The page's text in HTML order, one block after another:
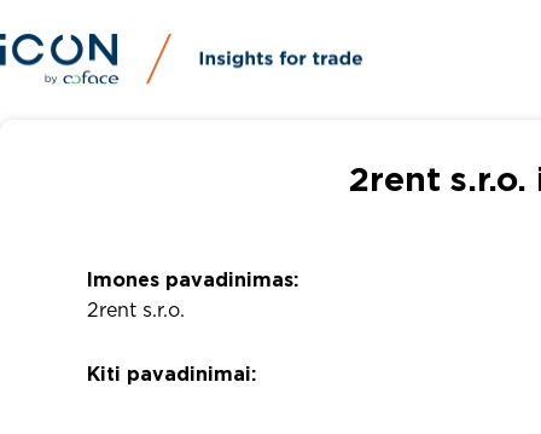
2rent
Imones pavadinimas:
2rent s.r.o.
Kiti pavadinimai: